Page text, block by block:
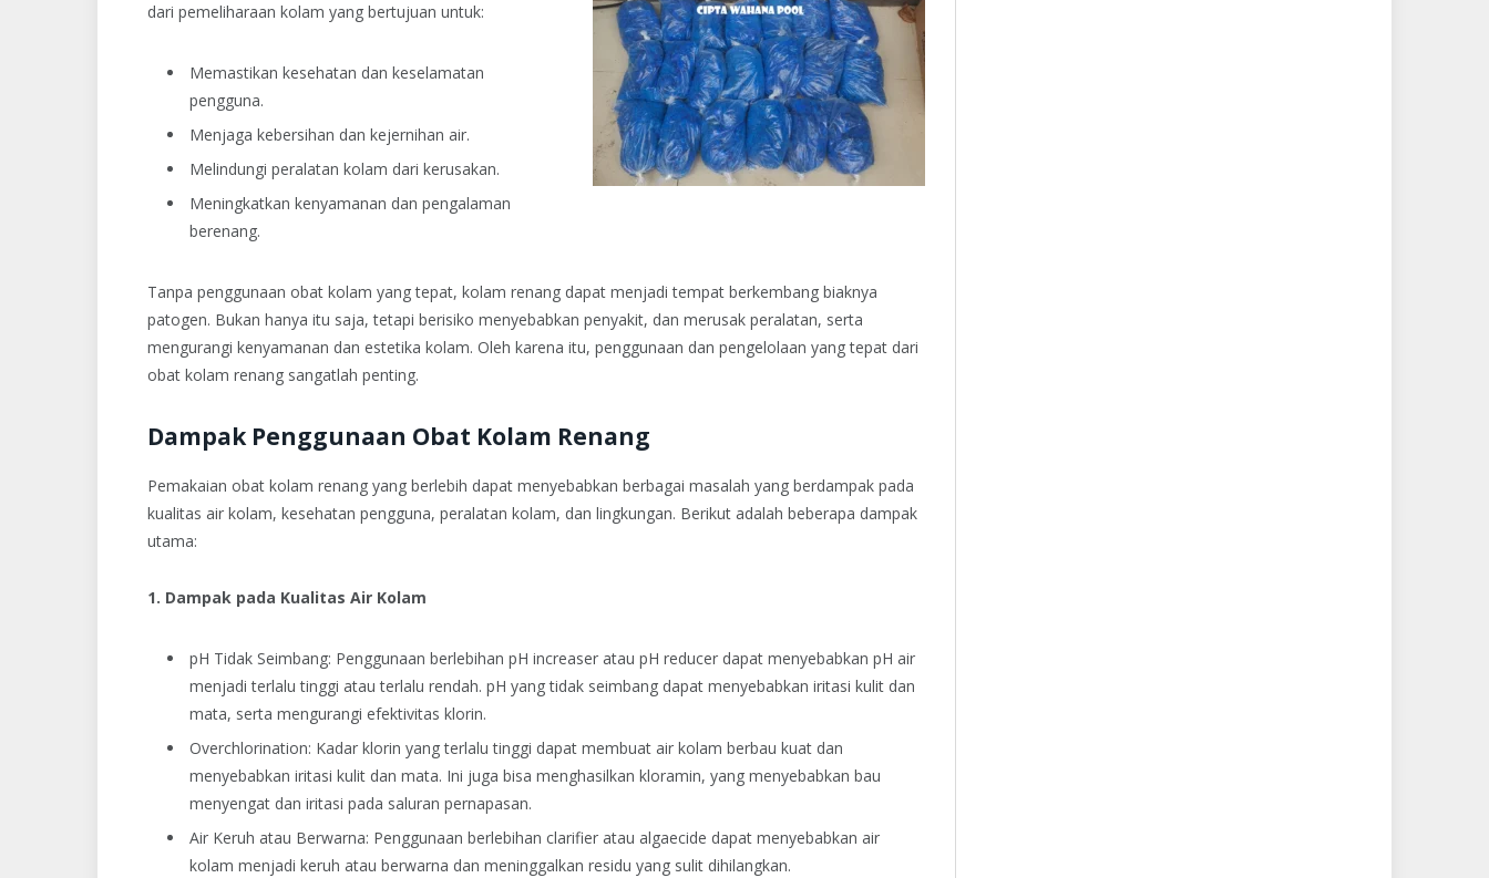
dari pemeliharaan kolam yang bertujuan untuk:
Memastikan kesehatan dan keselamatan
pengguna.
Menjaga kebersihan dan kejernihan air.
Melindungi peralatan kolam dari kerusakan.
Meningkatkan kenyamanan dan pengalaman
berenang.
Tanpa penggunaan obat kolam yang tepat, kolam renang dapat menjadi tempat berkembang biaknya
patogen. Bukan hanya itu saja, tetapi berisiko menyebabkan penyakit, dan merusak peralatan, serta
mengurangi kenyamanan dan estetika kolam. Oleh karena itu, penggunaan dan pengelolaan yang tepat dari
obat kolam renang sangatlah penting.
Dampak Penggunaan Obat Kolam Renang
Pemakaian obat kolam renang yang berlebih dapat menyebabkan berbagai masalah yang berdampak pada
kualitas air kolam, kesehatan pengguna, peralatan kolam, dan lingkungan. Berikut adalah beberapa dampak
utama:
1. Dampak pada Kualitas Air Kolam
pH Tidak Seimbang: Penggunaan berlebihan pH increaser atau pH reducer dapat menyebabkan pH air
menjadi terlalu tinggi atau terlalu rendah. pH yang tidak seimbang dapat menyebabkan iritasi kulit dan
mata, serta mengurangi efektivitas klorin.
Overchlorination: Kadar klorin yang terlalu tinggi dapat membuat air kolam berbau kuat dan
menyebabkan iritasi kulit dan mata. Ini juga bisa menghasilkan kloramin, yang menyebabkan bau
menyengat dan iritasi pada saluran pernapasan.
Air Keruh atau Berwarna: Penggunaan berlebihan clarifier atau algaecide dapat menyebabkan air
kolam menjadi keruh atau berwarna dan meninggalkan residu yang sulit dihilangkan.